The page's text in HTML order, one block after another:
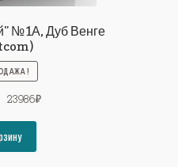
№1А, Дуб Венге
Первоначальная
составляла
25984₽.
23986₽Текущая